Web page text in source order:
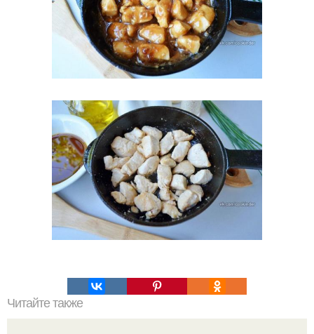
Читайте также